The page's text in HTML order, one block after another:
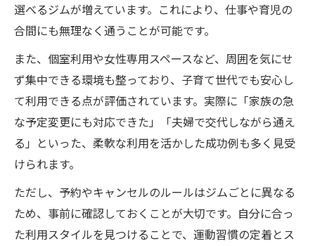
選べるジムが増えています。これにより、仕事や育児の
合間にも無理なく通うことが可能です。
また、個室利用や女性専用スペースなど、周囲を気にせ
ず集中できる環境も整っており、子育て世代でも安心し
て利用できる点が評価されています。実際に「家族の急
な予定変更にも対応できた」「夫婦で交代しながら通え
る」といった、柔軟な利用を活かした成功例も多く見受
けられます。
ただし、予約やキャンセルのルールはジムごとに異なる
ため、事前に確認しておくことが大切です。自分に合っ
た利用スタイルを見つけることで、運動習慣の定着とス